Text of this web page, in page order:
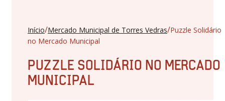
Início/Mercado Municipal de Torres Vedras/Puzzle Solidário
no Mercado Municipal
PUZZLE SOLIDÁRIO NO MERCADO
MUNICIPAL